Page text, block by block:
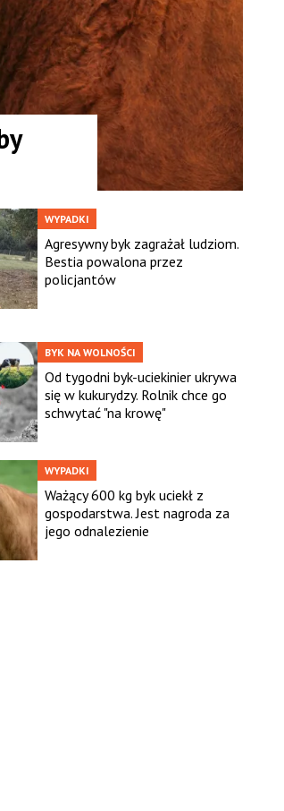
WYPADKI
Agresywny byk zagrażał ludziom.
Bestia powalona przez
policjantów
BYK NA WOLNOŚCI
Od tygodni byk-uciekinier ukrywa
się w kukurydzy. Rolnik chce go
schwytać "na krowę"
WYPADKI
Ważący 600 kg byk uciekł z
gospodarstwa. Jest nagroda za
jego odnalezienie